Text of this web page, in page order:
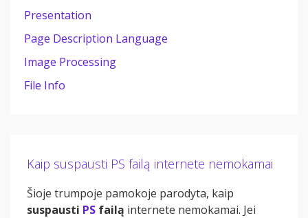
Presentation
Page Description Language
Image Processing
File Info
Kaip suspausti PS failą internete nemokamai
Šioje trumpoje pamokoje parodyta, kaip
suspausti PS failą internete nemokamai. Jei